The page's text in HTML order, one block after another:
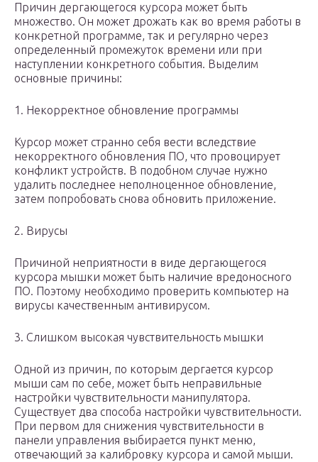
Причин дергающегося курсора может быть
множество. Он может дрожать как во время работы в
конкретной программе, так и регулярно через
определенный промежуток времени или при
наступлении конкретного события. Выделим
основные причины:
1. Некорректное обновление программы
Курсор может странно себя вести вследствие
некорректного обновления ПО, что провоцирует
конфликт устройств. В подобном случае нужно
удалить последнее неполноценное обновление,
затем попробовать снова обновить приложение.
2. Вирусы
Причиной неприятности в виде дергающегося
курсора мышки может быть наличие вредоносного
ПО. Поэтому необходимо проверить компьютер на
вирусы качественным антивирусом.
3. Слишком высокая чувствительность мышки
Одной из причин, по которым дергается курсор
мыши сам по себе, может быть неправильные
настройки чувствительности манипулятора.
Существует два способа настройки чувствительности.
При первом для снижения чувствительности в
панели управления выбирается пункт меню,
отвечающий за калибровку курсора и самой мыши.